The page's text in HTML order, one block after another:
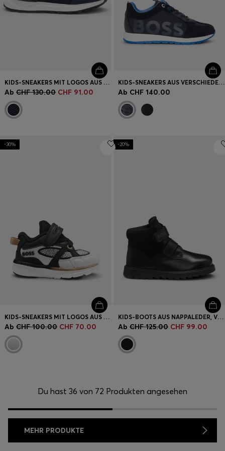
KIDS-SNEAKERS MIT LOGOS AUS STRICK UND KUNSTLEDER
Ab CHF 130.00 CHF 91.00
KIDS-SNEAKERS AUS VERSCHIEDENEN MATERIALIEN MIT LEDERBESATZ
Ab CHF 140.00
-30%
KIDS-SNEAKERS MIT LOGOS AUS LEDER UND MESH
Ab CHF 100.00 CHF 70.00
-20%
KIDS-BOOTS AUS NAPPALEDER, VELOURSLEDER UND MESH
Ab CHF 125.00 CHF 99.00
Du hast 36 von 72 Produkten angesehen
MEHR PRODUKTE